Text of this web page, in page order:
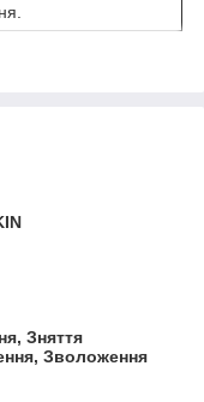
Зняття
Зволоження